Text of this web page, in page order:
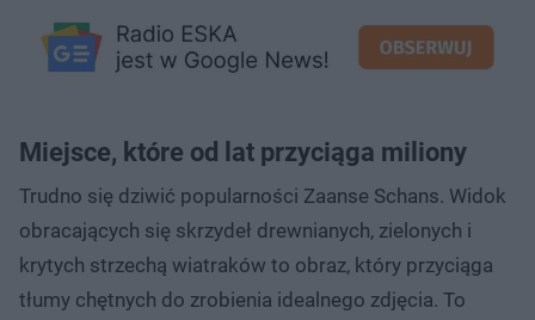
Miejsce, które od lat przyciąga miliony
Trudno się dziwić popularności Zaanse Schans. Widok
obracających się skrzydeł drewnianych, zielonych i
krytych strzechą wiatraków to obraz, który przyciąga
tłumy chętnych do zrobienia idealnego zdjęcia. To